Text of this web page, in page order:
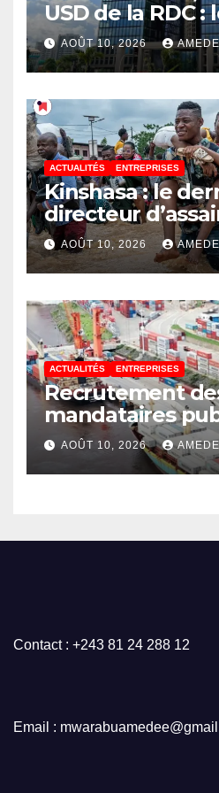
USD de la RDC
des Finances
député Flory
AOÛT 10, 2026
ACTUALITÉS ENTREPRISES
Kinshasa : le
directeur
date de 1967,
Belges
AOÛT 10, 2026
ACTUALITÉS ENTREPRISES
Recrutement
mandataires
comment
un État
AOÛT 10, 2026
Contact : +243 81 24 288 12
Email :